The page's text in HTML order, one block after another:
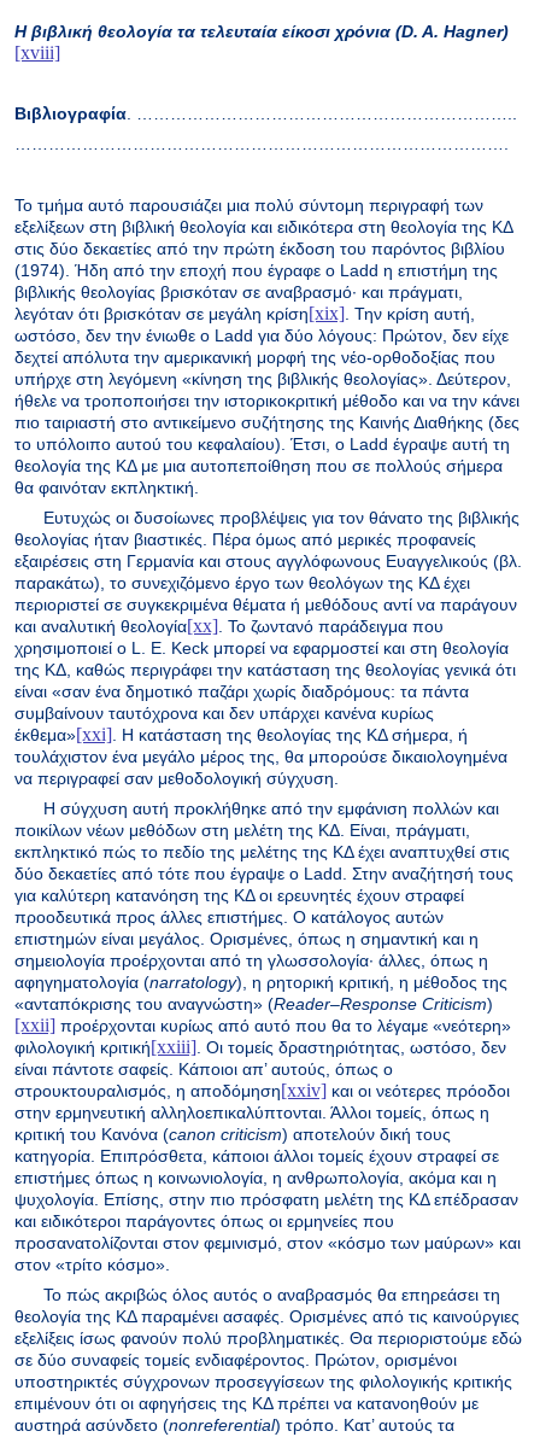
Η βιβλική θεολογία τα τελευταία είκοσι χρόνια (D. A. Hagner)
[xviii]
Βιβλιογραφία
Το τμήμα αυτό παρουσιάζει μια πολύ σύντομη περιγραφή των
εξελίξεων στη βιβλική θεολογία και ειδικότερα στη θεολογία της ΚΔ
στις δύο δεκαετίες από την πρώτη έκδοση του παρόντος βιβλίου
(1974). Ήδη από την εποχή που έγραφε ο Ladd η επιστήμη της
βιβλικής θεολογίας βρισκόταν σε αναβρασμό· και πράγματι,
λεγόταν ότι βρισκόταν σε μεγάλη κρίση[xix] . Την κρίση αυτή,
ωστόσο, δεν την ένιωθε ο Ladd για δύο λόγους: Πρώτον, δεν είχε
δεχτεί απόλυτα την αμερικανική μορφή της νέο-ορθοδοξίας που
υπήρχε στη λεγόμενη «κίνηση της βιβλικής θεολογίας». Δεύτερον,
ήθελε να τροποποιήσει την ιστορικοκριτική μέθοδο και να την κάνει
πιο ταιριαστή στο αντικείμενο συζήτησης της Καινής Διαθήκης (δες
το υπόλοιπο αυτού του κεφαλαίου). Έτσι, ο Ladd έγραψε αυτή τη
θεολογία της ΚΔ με μια αυτοπεποίθηση που σε πολλούς σήμερα
θα φαινόταν εκπληκτική.
Ευτυχώς οι δυσοίωνες προβλέψεις για τον θάνατο της βιβλικής
θεολογίας ήταν βιαστικές. Πέρα όμως από μερικές προφανείς
εξαιρέσεις στη Γερμανία και στους αγγλόφωνους Ευαγγελικούς (βλ.
παρακάτω), το συνεχιζόμενο έργο των θεολόγων της ΚΔ έχει
περιοριστεί σε συγκεκριμένα θέματα ή μεθόδους αντί να παράγουν
και αναλυτική θεολογία[xx] . Το ζωντανό παράδειγμα που
χρησιμοποιεί ο L E Keck μπορεί να εφαρμοστεί και στη θεολογία
της ΚΔ, καθώς περιγράφει την κατάσταση της θεολογίας γενικά ότι
είναι «σαν ένα δημοτικό παζάρι χωρίς διαδρόμους: τα πάντα
συμβαίνουν ταυτόχρονα και δεν υπάρχει κανένα κυρίως
έκθεμα»[xxi] . Η κατάσταση της θεολογίας της ΚΔ σήμερα, ή
τουλάχιστον ένα μεγάλο μέρος της, θα μπορούσε δικαιολογημένα
να περιγραφεί σαν μεθοδολογική σύγχυση.
Η σύγχυση αυτή προκλήθηκε από την εμφάνιση πολλών και
ποικίλων νέων μεθόδων στη μελέτη της ΚΔ. Είναι, πράγματι,
εκπληκτικό πώς το πεδίο της μελέτης της ΚΔ έχει αναπτυχθεί στις
δύο δεκαετίες από τότε που έγραψε ο Ladd . Στην αναζήτησή τους
για καλύτερη κατανόηση της ΚΔ οι ερευνητές έχουν στραφεί
προοδευτικά προς άλλες επιστήμες. Ο κατάλογος αυτών
επιστημών είναι μεγάλος. Ορισμένες, όπως η σημαντική και η
σημειολογία προέρχονται από τη γλωσσολογία· άλλες, όπως η
αφηγηματολογία (narratology), η ρητορική κριτική, η μέθοδος της
«ανταπόκρισης του αναγνώστη» (Reader–Response Criticism)
[xxii] προέρχονται κυρίως από αυτό που θα το λέγαμε «νεότερη»
φιλολογική κριτική[xxiii] . Οι τομείς δραστηριότητας, ωστόσο, δεν
είναι πάντοτε σαφείς. Κάποιοι απ’ αυτούς, όπως ο
στρουκτουραλισμός, η αποδόμηση[xxiv] και οι νεότερες πρόοδοι
στην ερμηνευτική αλληλοεπικαλύπτονται. Άλλοι τομείς, όπως η
κριτική του Κανόνα (canon criticism) αποτελούν δική τους
κατηγορία. Επιπρόσθετα, κάποιοι άλλοι τομείς έχουν στραφεί σε
επιστήμες όπως η κοινωνιολογία, η ανθρωπολογία, ακόμα και η
ψυχολογία. Επίσης, στην πιο πρόσφατη μελέτη της ΚΔ επέδρασαν
και ειδικότεροι παράγοντες όπως οι ερμηνείες που
προσανατολίζονται στον φεμινισμό, στον «κόσμο των μαύρων» και
στον «τρίτο κόσμο».
Το πώς ακριβώς όλος αυτός ο αναβρασμός θα επηρεάσει τη
θεολογία της ΚΔ παραμένει ασαφές. Ορισμένες από τις καινούργιες
εξελίξεις ίσως φανούν πολύ προβληματικές. Θα περιοριστούμε εδώ
σε δύο συναφείς τομείς ενδιαφέροντος. Πρώτον, ορισμένοι
υποστηρικτές σύγχρονων προσεγγίσεων της φιλολογικής κριτικής
επιμένουν ότι οι αφηγήσεις της ΚΔ πρέπει να κατανοηθούν με
αυστηρά ασύνδετο (nonreferential) τρόπο. Κατ’ αυτούς τα